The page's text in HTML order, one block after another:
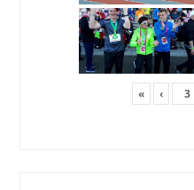
« ‹